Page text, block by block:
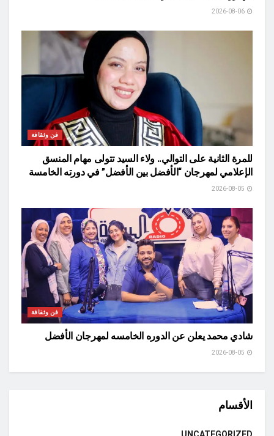
فن وثقافة
للمرة الثانية على التوالي.. ولاء السيد تتولى مهام المنسق
الإعلامي لمهرجان “الأفضل بين الأفضل” في دورته الخامسة
فن وثقافة
شادي محمد يعلن عن الدوره الخامسه لمهرجان الأفضل
الأقسام
UNCATEGORIZED